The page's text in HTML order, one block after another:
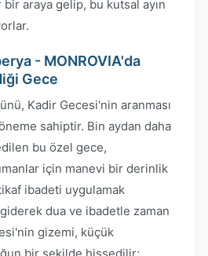
araya gelip, bu kutsal ayın
- MONROVIA'da
Gece
Kadir Gecesi'nin aranması
sahiptir. Bin aydan daha
bu özel gece,
için manevi bir derinlik
ibadeti uygulamak
dua ve ibadetle zaman
gizemi, küçük